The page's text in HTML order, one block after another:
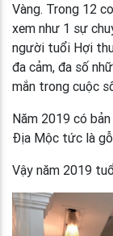
Vàng. Trong 12
xem như 1 sự
người tuổi Hợi
đa cảm, đa số
mắn trong cuộc
Năm 2019 có
Địa Mộc tức là
Vậy năm 2019